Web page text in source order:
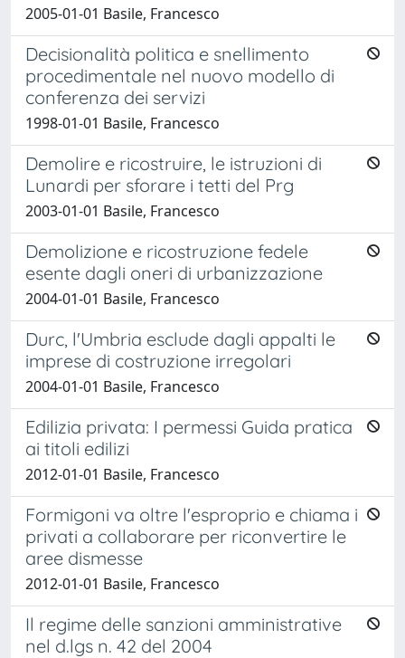
2005-01-01 Basile, Francesco
Decisionalità politica e snellimento
procedimentale nel nuovo modello di
conferenza dei servizi
1998-01-01 Basile, Francesco
Demolire e ricostruire, le istruzioni di
Lunardi per sforare i tetti del Prg
2003-01-01 Basile, Francesco
Demolizione e ricostruzione fedele
esente dagli oneri di urbanizzazione
2004-01-01 Basile, Francesco
Durc, l'Umbria esclude dagli appalti le
imprese di costruzione irregolari
2004-01-01 Basile, Francesco
Edilizia privata: I permessi Guida pratica
ai titoli edilizi
2012-01-01 Basile, Francesco
Formigoni va oltre l'esproprio e chiama i
privati a collaborare per riconvertire le
aree dismesse
2012-01-01 Basile, Francesco
Il regime delle sanzioni amministrative
nel d.lgs n. 42 del 2004